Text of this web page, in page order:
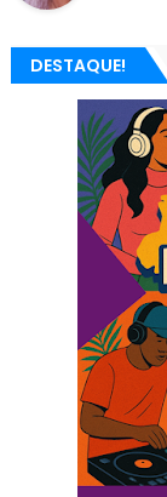
DESTAQUE!